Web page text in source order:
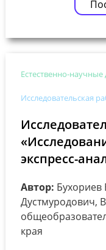
Естественно-
Исследовательская
экспресс-
Автор: Бухориев
Дустмуродович,
края